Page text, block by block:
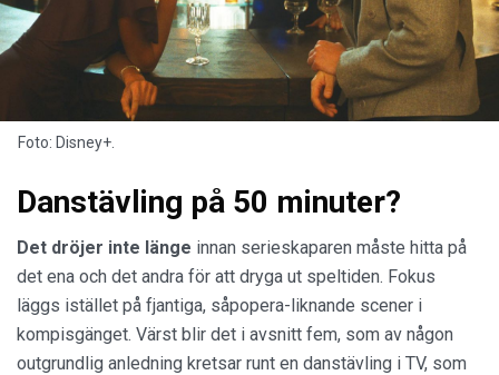
Foto: Disney+.
Danstävling på 50 minuter?
Det dröjer inte länge innan serieskaparen måste hitta på
det ena och det andra för att dryga ut speltiden. Fokus
läggs istället på fjantiga, såpopera-liknande scener i
kompisgänget. Värst blir det i avsnitt fem, som av någon
outgrundlig anledning kretsar runt en danstävling i TV, som